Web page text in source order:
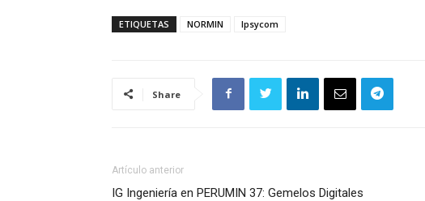
ETIQUETAS NORMIN Ipsycom
Share
Artículo anterior
IG Ingeniería en PERUMIN 37: Gemelos Digitales